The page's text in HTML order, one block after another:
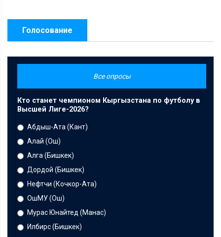
Голосование
Все опросы
Кто станет чемпионом Кыргызстана по футболу в
Высшей Лиге-2026?
Абдыш-Ата (Кант)
Алай (Ош)
Алга (Бишкек)
Дордой (Бишкек)
Нефтчи (Кочкор-Ата)
ОшМУ (Ош)
Мурас Юнайтед (Манас)
Илбирс (Бишкек)